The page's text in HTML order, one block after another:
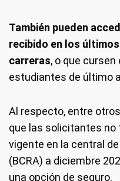
También pueden
recibido en los
carreras, o que
estudiantes de último
Al respecto, entre
que las solicitantes no
vigente en la central
(BCRA) a diciembre
una opción de seguro.